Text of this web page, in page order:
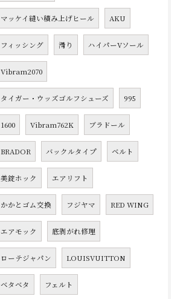
マッケイ縫い積み上げヒール AKU
フィッシング 滑り ハイパーVソール
Vibram2070
タイガー・ウッズゴルフシューズ 995
1600 Vibram762K ブラドール
BRADOR バックルタイプ ベルト
美錠ホック エアリフト
かかとゴム交換 フジヤマ RED WING
エアモック 底剥がれ修理
ローテジャパン LOUISVUITTON
ベタベタ フェルト